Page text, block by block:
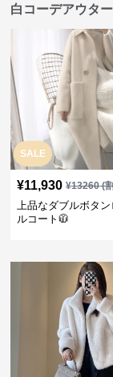
白コーデアウタ
SALE
¥11,930 ¥13260(
上品なダブルボタ
ルコート🧥